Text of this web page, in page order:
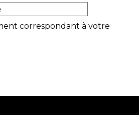
correspondant à votre